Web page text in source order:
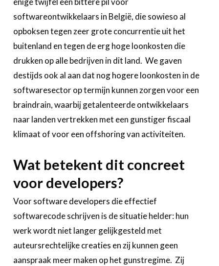
softwareontwikkelaars in België, die sowieso al
opboksen tegen zeer grote concurrentie uit het
buitenland en tegen de erg hoge loonkosten die
drukken op alle bedrijven in dit land. We gaven
destijds ook al aan dat nog hogere loonkosten in de
softwaresector op termijn kunnen zorgen voor een
braindrain, waarbij getalenteerde ontwikkelaars
naar landen vertrekken met een gunstiger fiscaal
klimaat of voor een offshoring van activiteiten.
Wat betekent dit concreet
voor developers?
Voor software developers die effectief
softwarecode schrijven is de situatie helder: hun
werk wordt niet langer gelijkgesteld met
auteursrechtelijke creaties en zij kunnen geen
aanspraak meer maken op het gunstregime. Zij